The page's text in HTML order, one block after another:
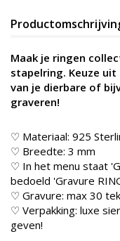
Maak je ringen
stapelring. Keuze
van je dierbare of
graveren!
♡ Materiaal: 925
♡ Breedte: 3 mm
♡ In het menu staat
bedoeld 'Gravure
♡ Gravure: max 30
♡ Verpakking: luxe
geven!